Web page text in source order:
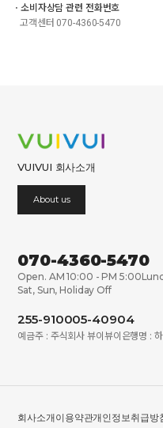
ㆍ소비자상담 관련 전화번호
고객센터 070-4360-5470
VUIVUI 회사소개
About us
070-4360-5470
Open. AM 10:00 - PM 5:00
Sat, Sun, Holiday Off
255-910005-40904
예금주 : 주식회사 뷰이뷰이은행명 :
회사소개이용약관개인정보취급방